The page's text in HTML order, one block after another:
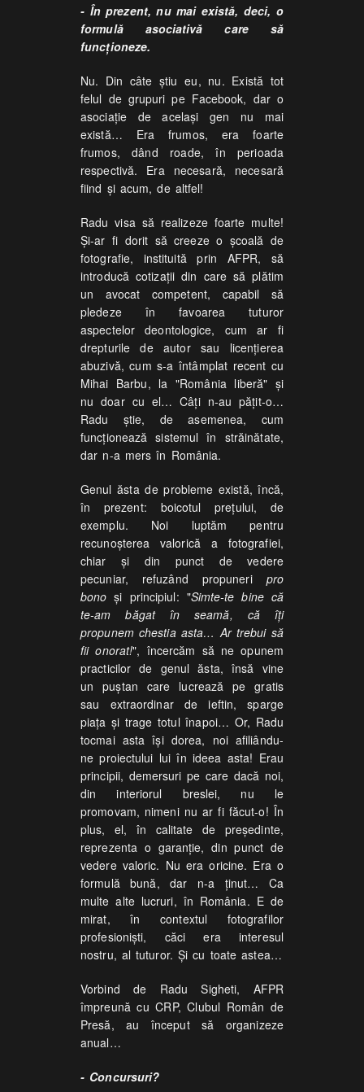
- În prezent, nu mai există, deci, o
formulă asociativă care să
funcționeze.
Nu. Din câte știu eu, nu. Există tot
felul de grupuri pe Facebook, dar o
asociație de același gen nu mai
există… Era frumos, era foarte
frumos, dând roade, în perioada
respectivă. Era necesară, necesară
fiind și acum, de altfel!
Radu visa să realizeze foarte multe!
Și-ar fi dorit să creeze o școală de
fotografie, instituită prin AFPR, să
introducă cotizații din care să plătim
un avocat competent, capabil să
pledeze în favoarea tuturor
aspectelor deontologice, cum ar fi
drepturile de autor sau licențierea
abuzivă, cum s-a întâmplat recent cu
Mihai Barbu, la "România liberă" și
nu doar cu el… Câți n-au pățit-o…
Radu știe, de asemenea, cum
funcționează sistemul în străinătate,
dar n-a mers în România.
Genul ăsta de probleme există, încă,
în prezent: boicotul prețului, de
exemplu. Noi luptăm pentru
recunoșterea valorică a fotografiei,
chiar și din punct de vedere
pecuniar, refuzând propuneri pro
bono și principiul: "Simte-te bine că
te-am băgat în seamă, că îți
propunem chestia asta… Ar trebui să
fii onorat!", încercăm să ne opunem
practicilor de genul ăsta, însă vine
un puștan care lucrează pe gratis
sau extraordinar de ieftin, sparge
piața și trage totul înapoi… Or, Radu
tocmai asta își dorea, noi afiliându-
ne proiectului lui în ideea asta! Erau
principii, demersuri pe care dacă noi,
din interiorul breslei, nu le
promovam, nimeni nu ar fi făcut-o! În
plus, el, în calitate de președinte,
reprezenta o garanție, din punct de
vedere valoric. Nu era oricine. Era o
formulă bună, dar n-a ținut… Ca
multe alte lucruri, în România. E de
mirat, în contextul fotografilor
profesioniști, căci era interesul
nostru, al tuturor. Și cu toate astea…
Vorbind de Radu Sigheti, AFPR
împreună cu CRP, Clubul Român de
Presă, au început să organizeze
anual…
- Concursuri?